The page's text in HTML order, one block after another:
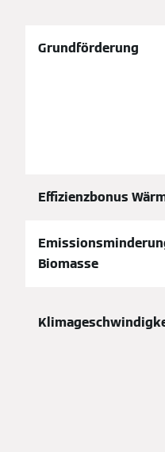
Grundförderung
Effizienzbonus
Biomasse